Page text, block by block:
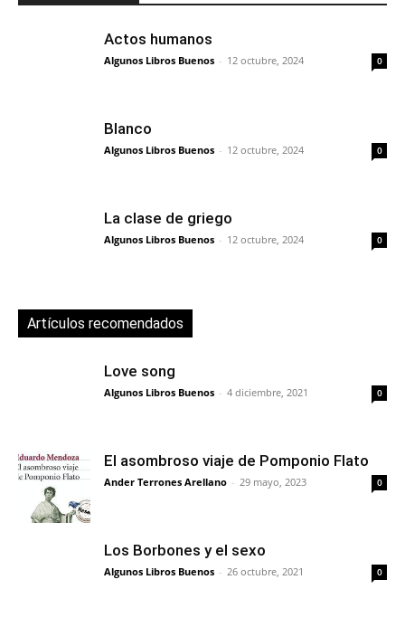
Actos humanos
Algunos Libros Buenos - 12 octubre, 2024 0
Blanco
Algunos Libros Buenos - 12 octubre, 2024 0
La clase de griego
Algunos Libros Buenos - 12 octubre, 2024 0
Artículos recomendados
Love song
Algunos Libros Buenos - 4 diciembre, 2021 0
El asombroso viaje de Pomponio Flato
Ander Terrones Arellano - 29 mayo, 2023 0
Los Borbones y el sexo
Algunos Libros Buenos - 26 octubre, 2021 0